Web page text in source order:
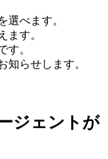
選べます。
ます。
す。
知らせします。
ジェントが